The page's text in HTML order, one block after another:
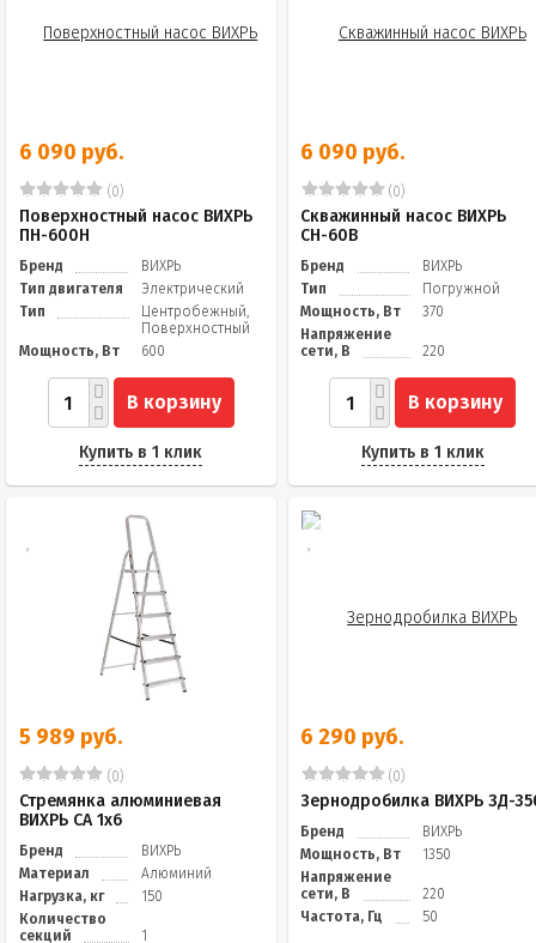
6 090 руб.
(0)
Поверхностный насос ВИХРЬ
ПН-600Н
Бренд
ВИХРЬ
Тип двигателя
Электрический
Тип
Центробежный,
Поверхностный
Мощность, Вт
600
В корзину
Купить в 1 клик
6 090 руб.
(0)
Скважинный насос ВИХРЬ
СН-60B
Бренд
ВИХРЬ
Тип
Погружной
Мощность, Вт
370
Напряжение
сети, В
220
В корзину
Купить в 1 клик
5 989 руб.
(0)
Стремянка алюминиевая
ВИХРЬ СА 1х6
Бренд
ВИХРЬ
Материал
Алюминий
Нагрузка, кг
150
Количество
секций
1
6 290 руб.
(0)
Зернодробилка ВИХРЬ ЗД-
Бренд
ВИХРЬ
Мощность, Вт
1350
Напряжение
сети, В
220
Частота, Гц
50